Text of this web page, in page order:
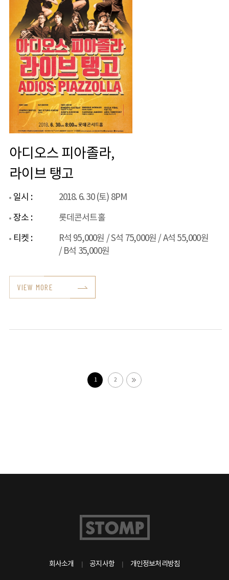
아디오스 피아졸라,
라이브 탱고
일시 :
2018. 6. 30 (토) 8PM
장소 :
롯데콘서트홀
티켓 :
R석 95,000원 / S석 75,000원 / A석 55,000원
/ B석 35,000원
VIEW MORE
1 2
회사소개 공지사항 개인정보처리방침